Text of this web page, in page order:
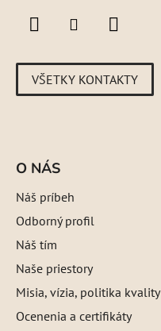
VŠETKY KONTAKTY
O NÁS
Náš príbeh
Odborný profil
Náš tím
Naše priestory
Misia, vízia, politika kvality
Ocenenia a certifikáty